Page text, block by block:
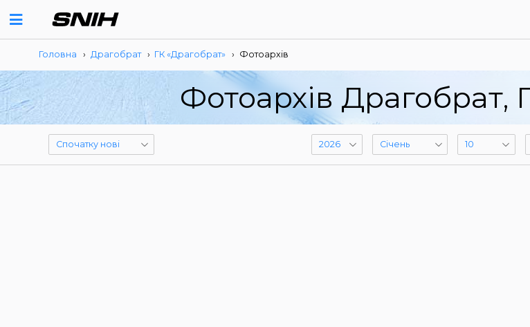
Головна › Драгобрат › ГК «Драгобрат» › Фотоархів
Фотоархів Драгобрат,